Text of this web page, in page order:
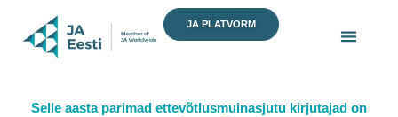
content
JA PLATVORM
Selle aasta parimad ettevõtlusmuinasjutu kirjutajad on